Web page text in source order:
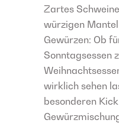
Zartes
würzigen
Gewürzen: Ob
Sonntagsessen
wirklich sehen
besonderen